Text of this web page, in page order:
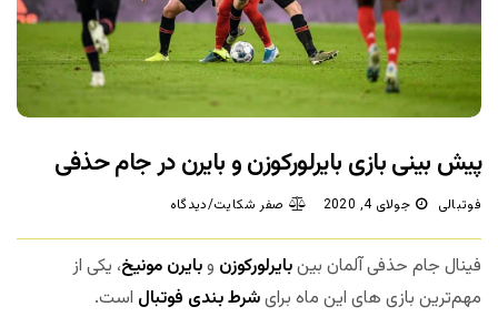
پیش بینی بازی بایرلورکوزن و بایرن در جام حذفی
فوتبالی جولای 4, 2020 صفر شکایت/دیدگاه
فینال جام حذفی آلمان بینبایرلورکوزن وبایرن مونیخ، یکی از
مهم‌ترین بازی های این ماه برایشرط بندی فوتبال است.